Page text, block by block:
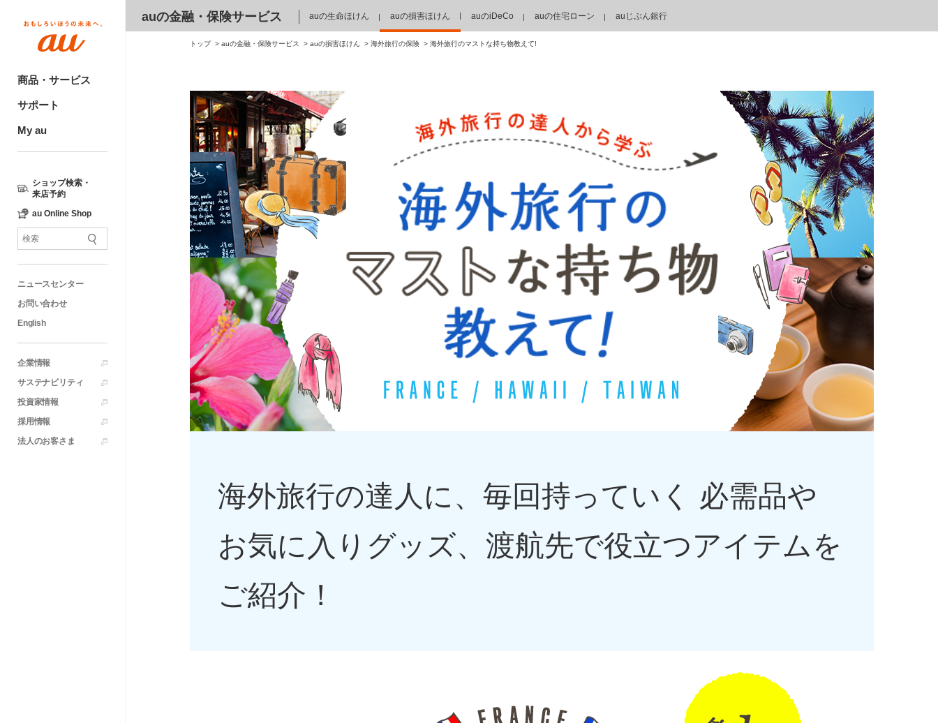
商品・サービス
サポート
My au
ショップ検索・
来店予約
au Online Shop
ニュースセンター
お問い合わせ
English
企業情報
サステナビリティ
投資家情報
採用情報
法人のお客さま
auの金融・保険サービス auの生命ほけん auの損害ほけん auのiDeCo auの住宅ローン auじぶん銀行
トップ auの金融・保険サービス auの損害ほけん 海外旅行の保険 海外旅行のマストな持ち物教えて!
海外旅行の達人に、毎回持っていく
必需品や
お気に入りグッズ、渡航先で役立つアイテムを
ご紹介！